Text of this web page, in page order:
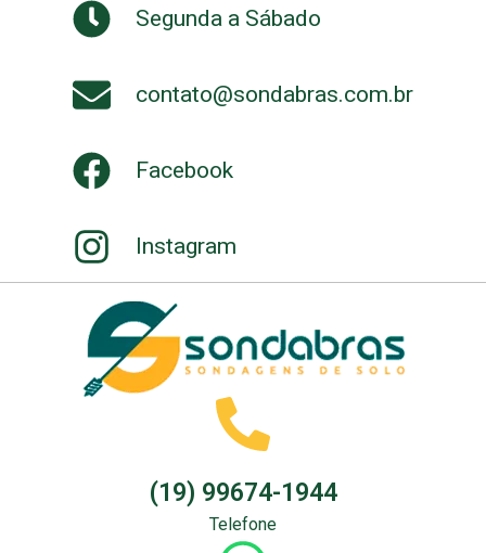
Segunda a Sábado
contato@sondabras.com.br
Facebook
Instagram
(19) 99674-1944
Telefone